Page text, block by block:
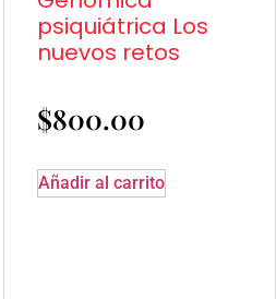
psiquiátrica Los
nuevos retos
$800.00
Añadir al carrito